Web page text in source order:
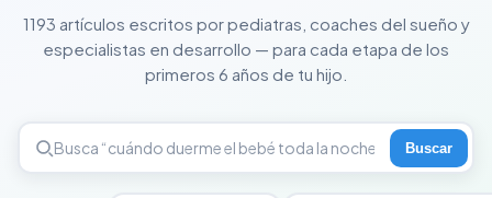
1193 artículos escritos por pediatras, coaches del sueño y
especialistas en desarrollo — para cada etapa de los
primeros 6 años de tu hijo.
Buscar